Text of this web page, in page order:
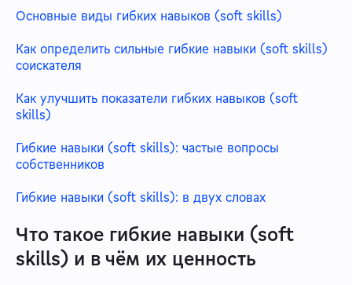
Основные виды гибких навыков (soft skills)
Как определить сильные гибкие навыки (soft skills)
соискателя
Как улучшить показатели гибких навыков (soft
skills)
Гибкие навыки (soft skills): частые вопросы
собственников
Гибкие навыки (soft skills): в двух словах
Что такое гибкие навыки (soft
skills) и в чём их ценность